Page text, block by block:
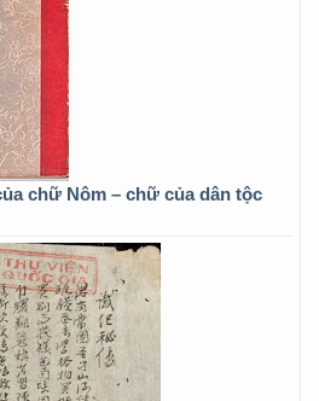
chữ Nôm – chữ của dân tộc